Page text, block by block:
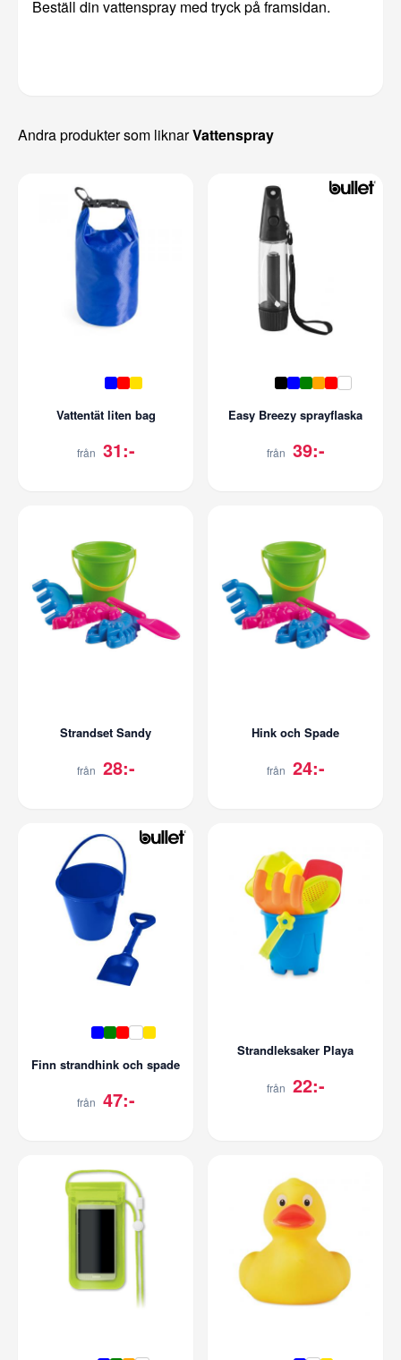
Beställ din vattenspray med tryck på framsidan.
Andra produkter som liknarVattenspray
Vattentät liten bag
från 31:-
Easy Breezy sprayflaska
från 39:-
Strandset Sandy
från 28:-
Hink och Spade
från 24:-
Finn strandhink och spade
från 47:-
Strandleksaker Playa
från 22:-